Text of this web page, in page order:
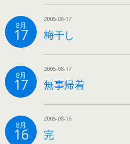
8月
17
2005-08-17
梅干し
8月
17
2005-08-17
無事帰着
8月
16
2005-08-16
完